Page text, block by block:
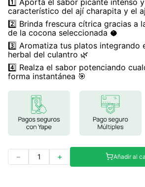
9.
melena leon
10. proteina
1️⃣ Aporta el sabor picante intenso
característico del ají charapita y el
2️⃣ Brinda frescura cítrica gracias a
de la cocona seleccionada 🥥
3️⃣ Aromatiza tus platos integrando
herbal del culantro 🌿
4️⃣ Realza el sabor potenciando
forma instantánea 🎯
＋
－ Añadir al